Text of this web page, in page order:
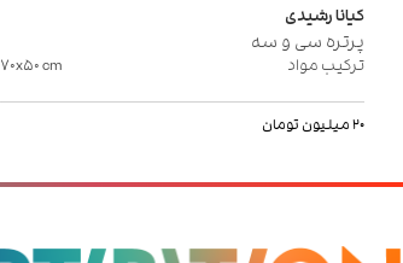
کیانا رشیدی
پرتره سی و سه
ترکیب مواد ۷۰x۵۰cm
۲۰ میلیون تومان